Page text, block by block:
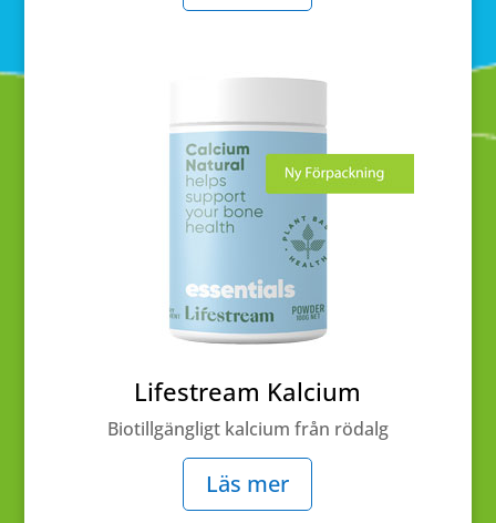
Lifestream Kalcium
Biotillgängligt kalcium från rödalg
Läs mer